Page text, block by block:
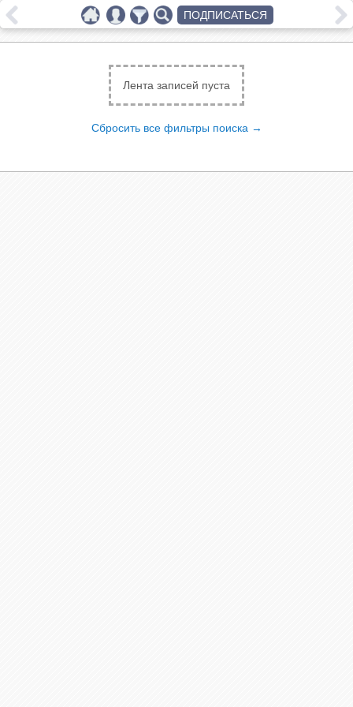
Лента записей пуста
Сбросить все фильтры поиска →
ПОДПИСАТЬСЯ